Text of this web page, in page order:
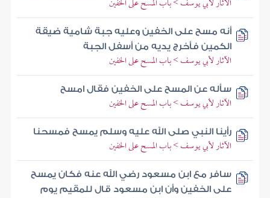
أنه مسح على الخفين وعليه جبة شامية ضيقة
الكمين فأخرج يديه من أسفل الجبة
الآثار لأبي يوسف > باب المسح على الخفين
سأله عن المسح على الخفين فقال امسح
الآثار لأبي يوسف > باب المسح على الخفين
رأينا النبي صلى الله عليه وسلم يمسح فمسحنا
الآثار لأبي يوسف > باب المسح على الخفين
سافر مع ابن مسعود رضي الله عنه فكان يمسح
على الخفين وأن ابن مسعود قال للمقيم يوم